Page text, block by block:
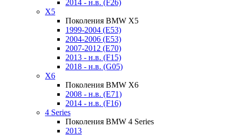
2014 - н.в. (F26)
X5
Поколения BMW X5
1999-2004 (E53)
2004-2006 (E53)
2007-2012 (E70)
2013 - н.в. (F15)
2018 - н.в. (G05)
X6
Поколения BMW X6
2008 - н.в. (E71)
2014 - н.в. (F16)
4 Series
Поколения BMW 4 Series
2013